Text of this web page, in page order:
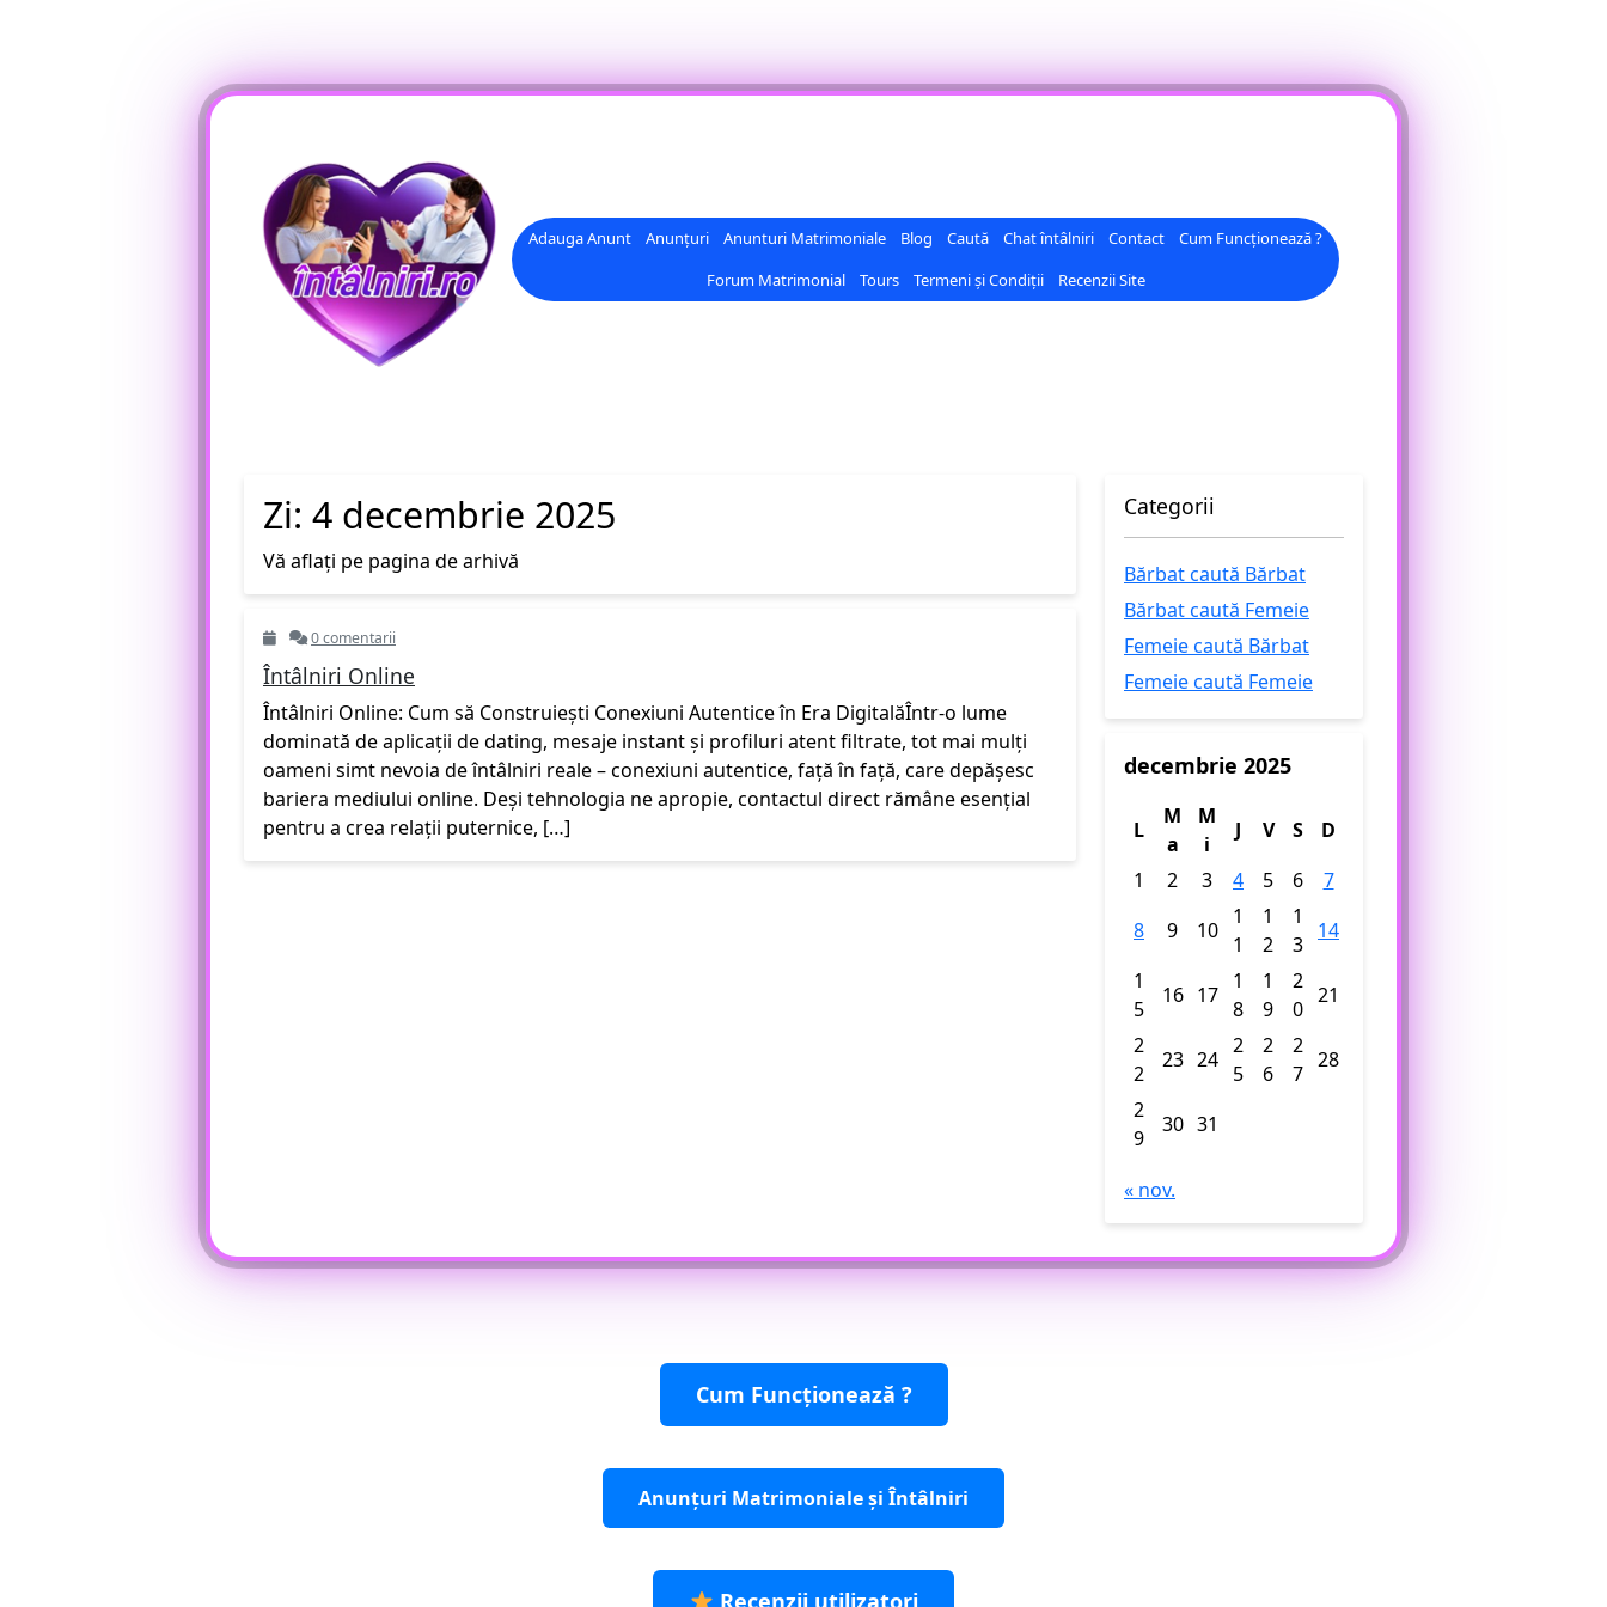
Adauga Anunt Anunțuri Anunturi Matrimoniale Blog Caută Chat întâlniri Contact
Cum Funcționează ?
Forum Matrimonial
Tours Termeni și Condiții Recenzii Site
Zi: 4 decembrie 2025
Vă aflați pe pagina de arhivă
0 comentarii
Întâlniri Online
Întâlniri Online: Cum să Construiești Conexiuni Autentice în Era DigitalăÎntr-o lume
dominată de aplicații de dating, mesaje instant și profiluri atent filtrate, tot mai mulți
oameni simt nevoia de întâlniri reale – conexiuni autentice, față în față, care depășesc
bariera mediului online. Deși tehnologia ne apropie, contactul direct rămâne esențial
pentru a crea relații puternice, […]
Categorii
Bărbat caută Bărbat
Bărbat caută Femeie
Femeie caută Bărbat
Femeie caută Femeie
decembrie 2025
L
M
a
M
i
J V S
D
1
2 3 4 5 6
7
8
9 10
1
1
1
2
1
3
14
1
5
16 17
1
8
1
9
2
0
21
2
2
23 24
2
5
2
6
2
7
28
2
9
30 31
« nov.
Cum Funcționează ?
Anunțuri Matrimoniale și Întâlniri
Recenzii utilizatori